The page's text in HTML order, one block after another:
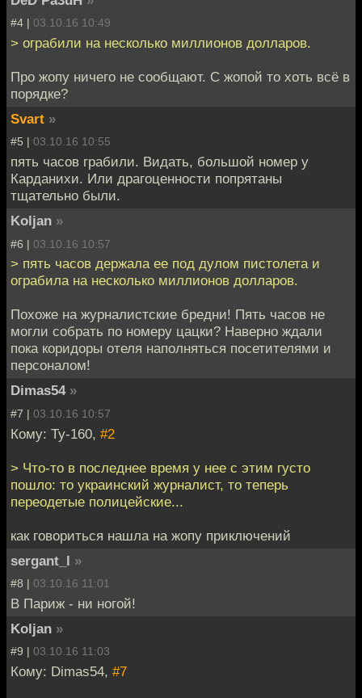
#4 | 03.10.16 10:49
> ограбили на несколько миллионов долларов.
Про жопу ничего не сообщают. С жопой то хоть всё в
порядке?
Svart »
#5 | 03.10.16 10:55
пять часов грабили. Видать, большой номер у
Карданихи. Или драгоценности попрятаны
тщательно были.
Koljan »
#6 | 03.10.16 10:57
> пять часов держала ее под дулом пистолета и
ограбила на несколько миллионов долларов.
Похоже на журналистские бредни! Пять часов не
могли собрать по номеру цацки? Наверно ждали
пока коридоры отеля наполняться посетителями и
персоналом!
Dimas54 »
#7 | 03.10.16 10:57
Кому: Ту-160, #2
> Что-то в последнее время у нее с этим густо
пошло: то украинский журналист, то теперь
переодетые полицейские...
как говориться нашла на жопу приключений
sergant_l »
#8 | 03.10.16 11:01
В Париж - ни ногой!
Koljan »
#9 | 03.10.16 11:03
Кому: Dimas54, #7